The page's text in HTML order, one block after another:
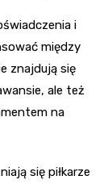
i
między
znajdują się
ale też
na
się piłkarze